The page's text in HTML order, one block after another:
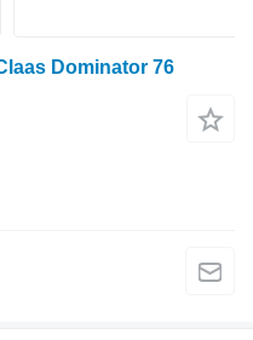
Dominator 76